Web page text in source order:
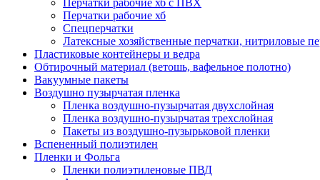
Перчатки рабочие хб
Спецперчатки
Латексные хозяйственные перчатки, нитриловые
Пластиковые контейнеры и ведра
Обтирочный материал (ветошь, вафельное полотно)
Вакуумные пакеты
Воздушно пузырчатая пленка
Пленка воздушно-пузырчатая двухслойная
Пленка воздушно-пузырчатая трехслойная
Пакеты из воздушно-пузырьковой пленки
Вспененный полиэтилен
Пленки и Фольга
Пленки полиэтиленовые ПВД